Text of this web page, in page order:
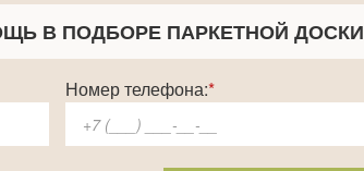
В ПОДБОРЕ ПАРКЕТНОЙ ДОСКИ
Номер телефона:*